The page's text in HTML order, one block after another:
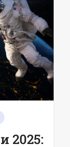
2025: